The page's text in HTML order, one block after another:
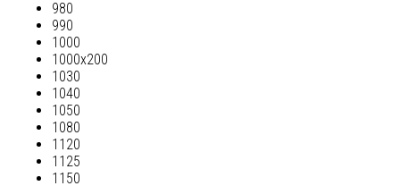
980
990
1000
1000х200
1030
1040
1050
1080
1120
1125
1150